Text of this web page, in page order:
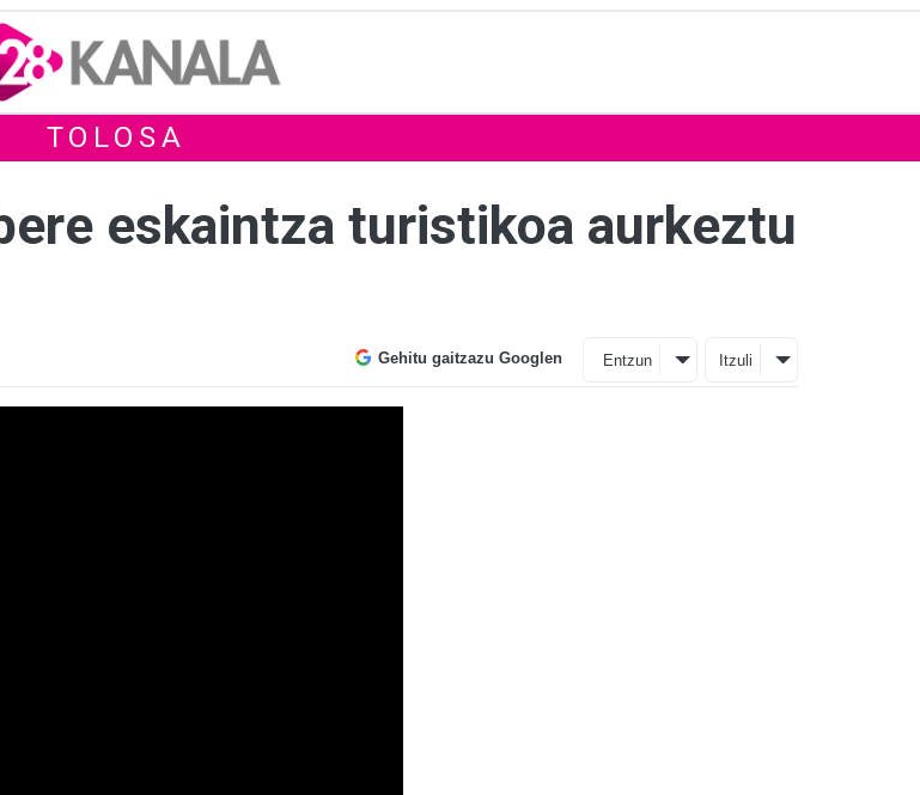
TOLOSA
eskaintza turistikoa aurkeztu
Gehitu gaitzazu Googlen Entzun Itzuli